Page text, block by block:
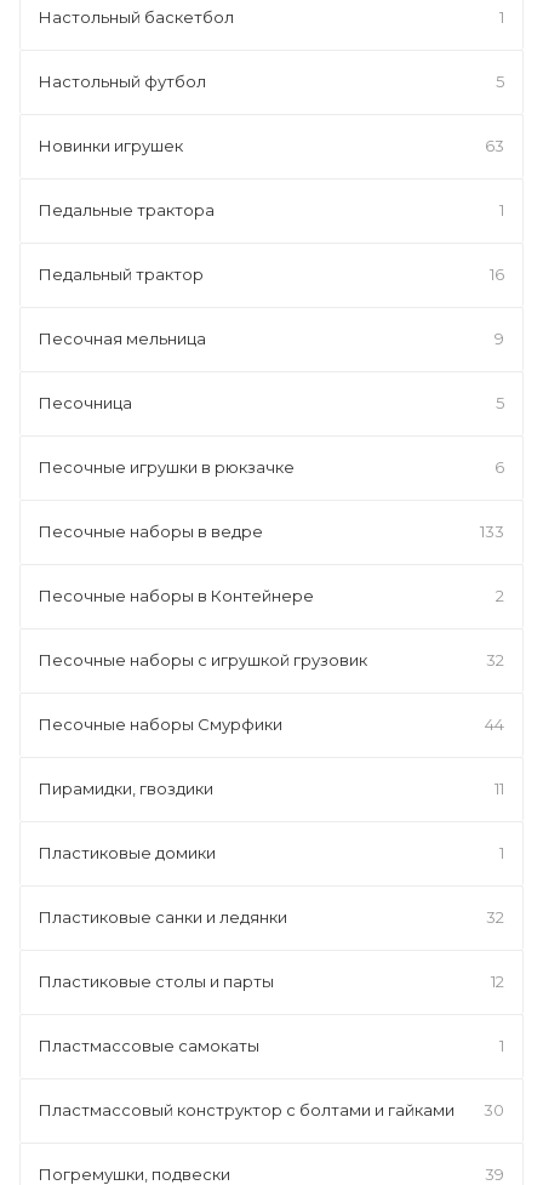
Настольный баскетбол 1
Настольный футбол 5
Новинки игрушек 63
Педальные трактора 1
Педальный трактор 16
Песочная мельница 9
Песочница 5
Песочные игрушки в рюкзачке 6
Песочные наборы в ведре 133
Песочные наборы в Контейнере 2
Песочные наборы с игрушкой грузовик 32
Песочные наборы Смурфики 44
Пирамидки, гвоздики 11
Пластиковые домики 1
Пластиковые санки и ледянки 32
Пластиковые столы и парты 12
Пластмассовые самокаты 1
Пластмассовый конструктор с болтами и гайками 30
Погремушки, подвески 39